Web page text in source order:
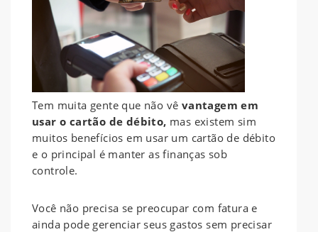
Tem muita gente que não vê vantagem em
usar o cartão de débito, mas existem sim
muitos benefícios em usar um cartão de débito
e o principal é manter as finanças sob
controle.
Você não precisa se preocupar com fatura e
ainda pode gerenciar seus gastos sem precisar